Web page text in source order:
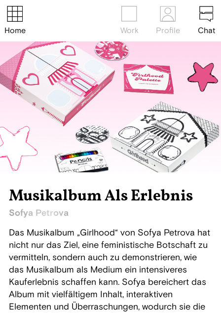
Home Work Profile Chat
Musikalbum Als Erlebnis
Sofya Petrova
Das Musikalbum „Girlhood“ von Sofya Petrova hat
nicht nur das Ziel, eine feministische Botschaft zu
vermitteln, sondern auch zu demonstrieren, wie
das Musikalbum als Medium ein intensiveres
Kauferlebnis schaffen kann. Sofya bereichert das
Album mit vielfältigem Inhalt, interaktiven
Elementen und Überraschungen, wodurch sie die